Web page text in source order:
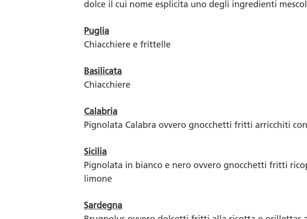
dolce il cui nome esplicita uno degli ingredienti
Puglia
Chiacchiere e frittelle
Basilicata
Chiacchiere
Calabria
Pignolata Calabra ovvero gnocchetti fritti arricchiti
Sicilia
Pignolata in bianco e nero ovvero gnocchetti fritti
limone
Sardegna